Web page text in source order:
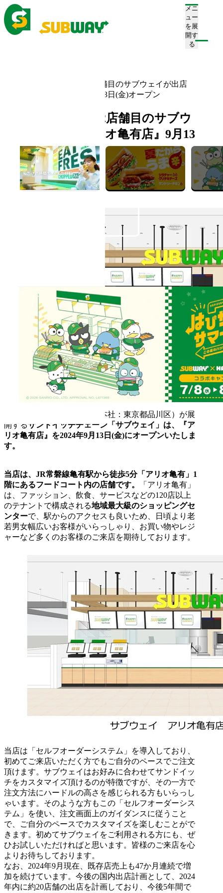
メニ
ュー
を展
開す
る
東京都・葛飾区で2店舗目のサブウェイが出店
『アリオ亀有店』9月13日(金)オープン
東京都・葛飾区で2店舗目のサブウ
ェイが出店 『アリオ亀有店』9月13
日(金)オープン
2024.09.05
新店舗情報
日本サブウェイ合同会社（本社：東京都品川区）が展
開するサンドイッチチェーン「サブウェイ」は、『ア
リオ亀有店』を2024年9月13日(金)にオープンいたしま
す。
当店は、JR常磐線亀有駅から徒歩5分「アリオ亀有」1
階にあるフードコート内の店舗です。
「アリオ亀有」
は、ファッション、飲食、サービスなどの120店以上
のテナントで構成される地域最大級のショッピングセ
ンターで、駅からのアクセスも良いため、日頃より老
若男女幅広いお客様がいらっしゃり、お買い物やレジ
ャーなど多くのお客様のご来店を期待しております。
当店は「セルフオーダーシステム」を導入しており、
初めてご来店いただく方でもご自分のペースでご注文
頂けます。サブウェイはお好みに合わせてサンドイッ
チをカスタマイズ頂けるのが特徴ですが、その一方で
注文方法にハードルの高さを感じられる方もいらっし
ゃいます。そのような方もこの「セルフオーダーシス
テム」を使い、注文画面上のガイダンスに従うこと
で、ご自分のペースでカスタマイズを楽しむことがで
きます。初めてサブウェイをご利用される方にも、ぜ
ひお試しいただければと思います。皆様のご来店を心
よりお待ちしております。
なお、2024年9月現在、既存店売上も47か月連続で増
加を続けています。今後の国内出店計画として、2024
年内に約20店舗の出店を計画しており、今後5年間で